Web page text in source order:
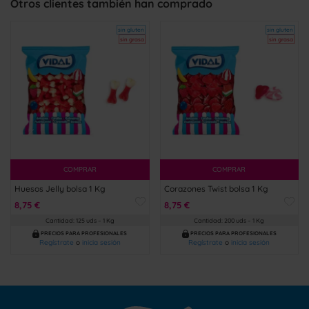
Otros clientes también han comprado
sin gluten
sin grasa
COMPRAR
Huesos Jelly bolsa 1 Kg
8,75 €
Cantidad: 125 uds – 1 Kg
PRECIOS PARA PROFESIONALES
Regístrate o inicia sesión
sin gluten
sin grasa
COMPRAR
Corazones Twist bolsa 1 Kg
8,75 €
Cantidad: 200 uds – 1 Kg
PRECIOS PARA PROFESIONALES
Regístrate o inicia sesión